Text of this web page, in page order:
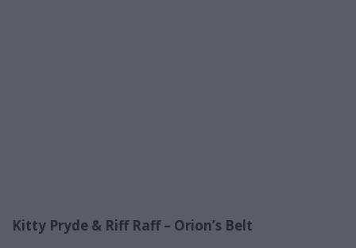
Kitty Pryde & Riff Raff – Orion’s Belt